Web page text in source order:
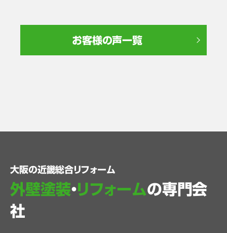
お客様の声一覧
大阪の近畿総合リフォーム
外壁塗装・リフォームの専門会
社